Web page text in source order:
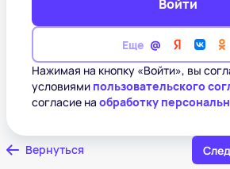
Войти
Еще
Нажимая на кнопку «Войти», вы
условиями пользовательского
согласие на обработку
Вернуться